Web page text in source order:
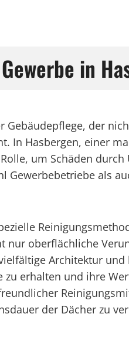
in
der
In Hasbergen, einer
um Schäden
als
nur oberflächliche
Architektur
erhalten und ihre
der Dächer zu